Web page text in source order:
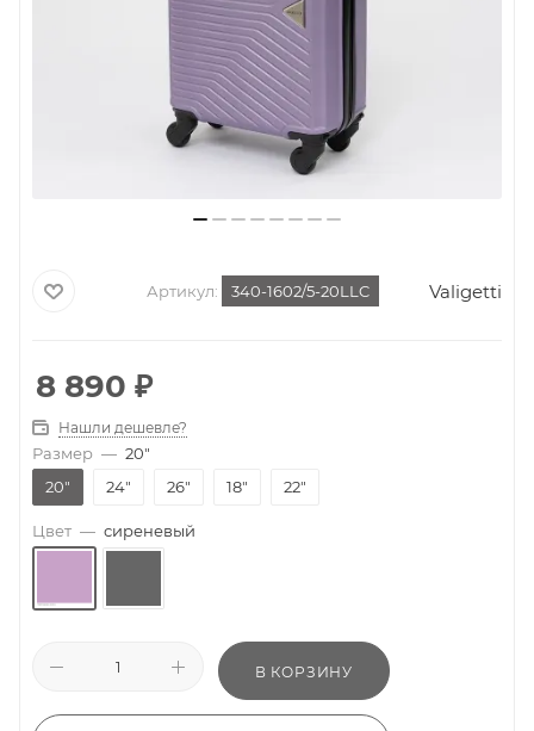
Артикул: 340-1602/5-20LLC Valigetti
8 890 ₽
Нашли дешевле?
Размер — 20"
20"
24" 26" 18" 22"
Цвет — сиреневый
В КОРЗИНУ